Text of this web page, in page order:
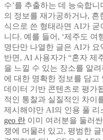
수’를 추출하는 데 능숙합
의 정보를 재가공하거나, 흔
식으로 쓴 형태라면 AI가
니다. 예를 들어, ‘제주도 여
명단만 나열한 글은 AI가
반면, AI 사용자가 “혼자 제
을 느낄 수 있는 장소를 알
에 대한 명확한 정보를 담
데이터 기반 콘텐츠로 평가
적인 통찰과 실질적인 차이
제시해야만 AI의 인용 풀 리
geo 란 이미 여러분을 둘러
쟁에 머물러 있고, 평범한